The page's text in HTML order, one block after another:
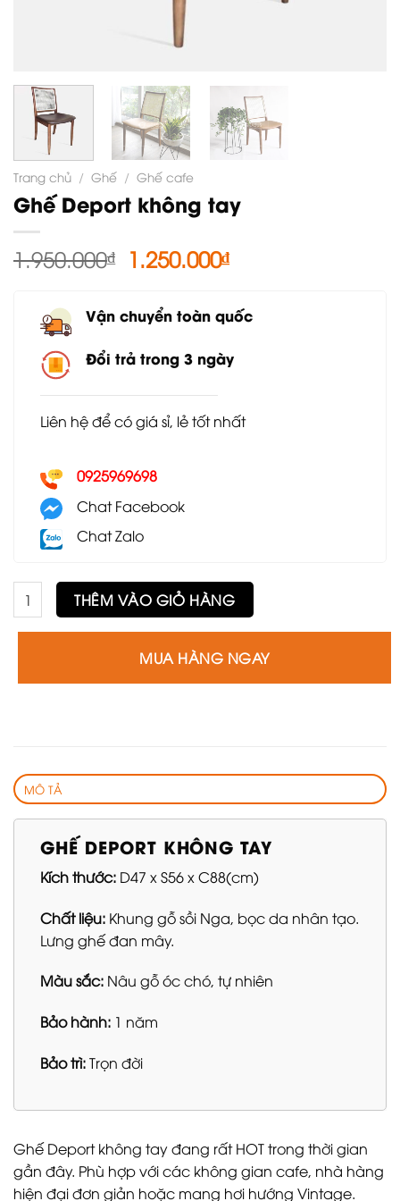
Trang chủ / Ghế / Ghế cafe
Ghế Deport không tay
1.950.000₫ Giá
gốc
1.950.000₫.
1.250.000₫Giá
là:
Vận chuyển toàn quốc
Đổi trả trong 3 ngày
Liên hệ để có giá sỉ, lẻ tốt nhất
0925969698
Chat Facebook
Chat Zalo
Ghế Deport không tay số lượng
THÊM VÀO GIỎ HÀNG
MUA HÀNG NGAY
MÔ TẢ
GHẾ DEPORT KHÔNG TAY
Kích thước: D47 x S56 x C88(cm)
Chất liệu: Khung gỗ sồi Nga, bọc da nhân tạo.
Lưng ghế đan mây.
Màu sắc: Nâu gỗ óc chó, tự nhiên
Bảo hành: 1 năm
Bảo trì:Trọn đời
Ghế Deport không tay đang rất HOT trong thời gian
gần đây. Phù hợp với các không gian cafe, nhà hàng
hiện đại đơn giản hoặc mang hơi hướng Vintage.